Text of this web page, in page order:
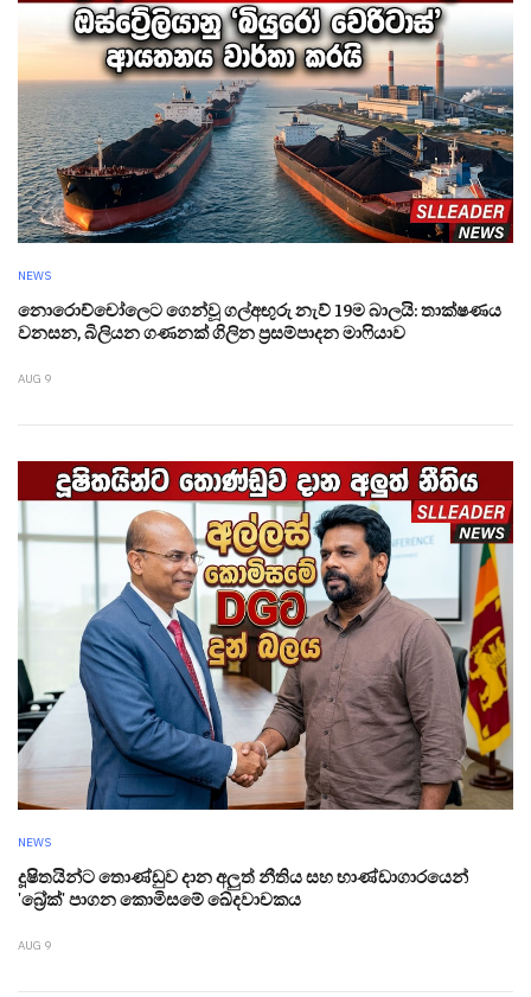
NEWS
නොරොච්චෝලෙට ගෙන්වූ ගල්අඟුරු නැව් 19ම බාලයි: තාක්ෂණය
වනසන, බිලියන ගණනක් ගිලින ප්‍රසම්පාදන මාෆියාව
AUG 9
NEWS
දූෂිතයින්ට තොණ්ඩුව දාන අලුත් නීතිය සහ භාණ්ඩාගාරයෙන්
'බ්‍රේක්' පාගන කොමිසමේ ඛේදවාචකය
AUG 9